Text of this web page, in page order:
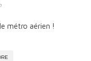
métro aérien !